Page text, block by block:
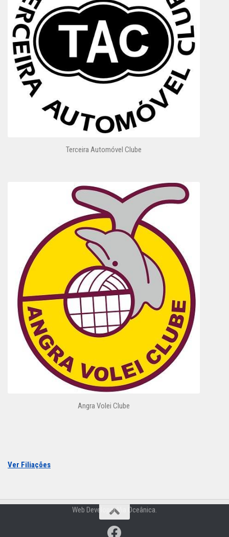
Terceira Automóvel Clube
Angra Volei Clube
Ver Filiações
Web Developer Via Oceânica.